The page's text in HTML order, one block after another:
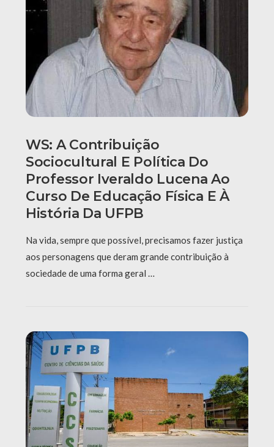
WS: A Contribuição
Sociocultural E Política Do
Professor Iveraldo Lucena Ao
Curso De Educação Física E À
História Da UFPB
Na vida, sempre que possível, precisamos fazer justiça
aos personagens que deram grande contribuição à
sociedade de uma forma geral …